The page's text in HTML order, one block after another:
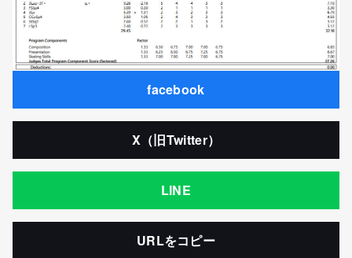
facebook
X（旧Twitter）
LINE
URLをコピー